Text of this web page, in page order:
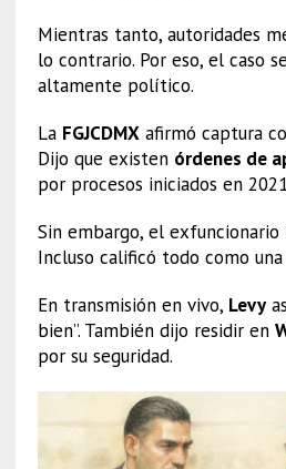
Mientras tanto, autoridades
lo contrario. Por eso, el caso
altamente político.
La FGJCDMXafirmó captura
Dijo que existen órdenes de
por procesos iniciados en
Sin embargo, el exfuncionario
Incluso calificó todo como una
En transmisión en vivo, Levy
bien”. También dijo residir en
por su seguridad.